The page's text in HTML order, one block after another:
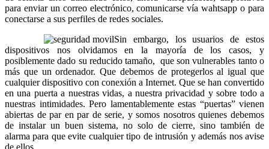
para enviar un correo electrónico, comunicarse vía wahtsapp o para
conectarse a sus perfiles de redes sociales.
Sin embargo, los usuarios de estos
dispositivos nos olvidamos en la mayoría de los casos, y
posiblemente dado su reducido tamaño, que son vulnerables tanto o
más que un ordenador. Que debemos de protegerlos al igual que
cualquier dispositivo con conexión a Internet. Que se han convertido
en una puerta a nuestras vidas, a nuestra privacidad y sobre todo a
nuestras intimidades. Pero lamentablemente estas “puertas” vienen
abiertas de par en par de serie, y somos nosotros quienes debemos
de instalar un buen sistema, no solo de cierre, sino también de
alarma para que evite cualquier tipo de intrusión y además nos avise
de ellos.